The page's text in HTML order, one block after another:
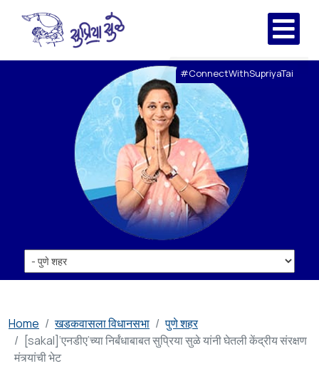
#ConnectWithSupriyaTai
Home खडकवासला विधानसभा
पुणे शहर
[sakal]‘एनडीए’च्या निर्बंधाबाबत सुप्रिया सुळे यांनी घेतली केंद्रीय संरक्षण
मंत्र्यांची भेट